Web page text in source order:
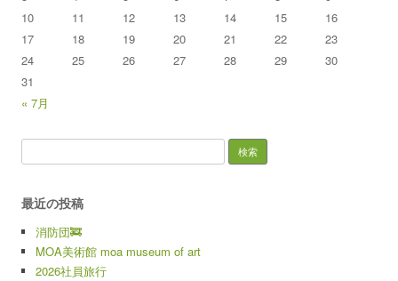
« 7月
10
11 12 13 14 15
16
17
18 19 20 21 22
23
24
25 26 27 28 29
30
31
最近の投稿
消防団🚒
MOA美術館 moa museum of art
2026社員旅行